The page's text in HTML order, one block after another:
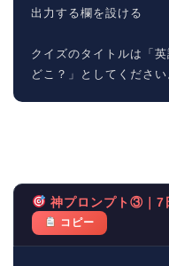
出力する欄を設ける
クイズのタイトルは「
どこ？」としてください
神プロンプト③｜7
コピー